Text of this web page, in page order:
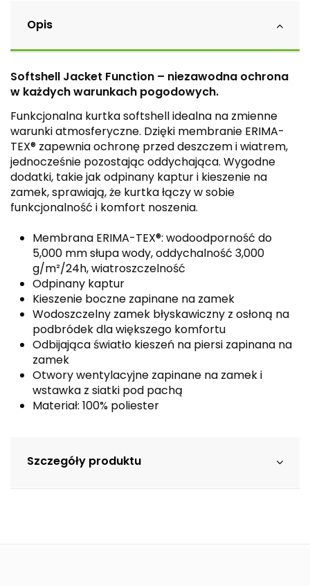
Opis
Softshell Jacket Function – niezawodna ochrona
w każdych warunkach pogodowych.
Funkcjonalna kurtka softshell idealna na zmienne
warunki atmosferyczne. Dzięki membranie ERIMA-
TEX® zapewnia ochronę przed deszczem i wiatrem,
jednocześnie pozostając oddychająca. Wygodne
dodatki, takie jak odpinany kaptur i kieszenie na
zamek, sprawiają, że kurtka łączy w sobie
funkcjonalność i komfort noszenia.
Membrana ERIMA-TEX®: wodoodporność do
5,000 mm słupa wody, oddychalność 3,000
g/m²/24h, wiatroszczelność
Odpinany kaptur
Kieszenie boczne zapinane na zamek
Wodoszczelny zamek błyskawiczny z osłoną na
podbródek dla większego komfortu
Odbijająca światło kieszeń na piersi zapinana na
zamek
Otwory wentylacyjne zapinane na zamek i
wstawka z siatki pod pachą
Materiał: 100% poliester
Szczegóły produktu